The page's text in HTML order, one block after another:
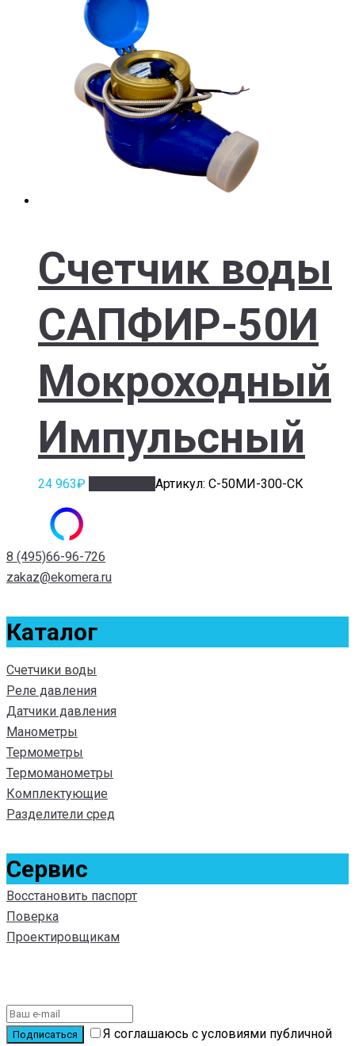
Счетчик воды
САПФИР-50И
Мокроходный
Импульсный
24 963₽ Артикул: С-50МИ-300-СК
8 (495)66-96-726
zakaz@ekomera.ru
Каталог
Счетчики воды
Реле давления
Датчики давления
Манометры
Термометры
Термоманометры
Комплектующие
Разделители сред
Сервис
Восстановить паспорт
Поверка
Проектировщикам
Я соглашаюсь с условиями публичной